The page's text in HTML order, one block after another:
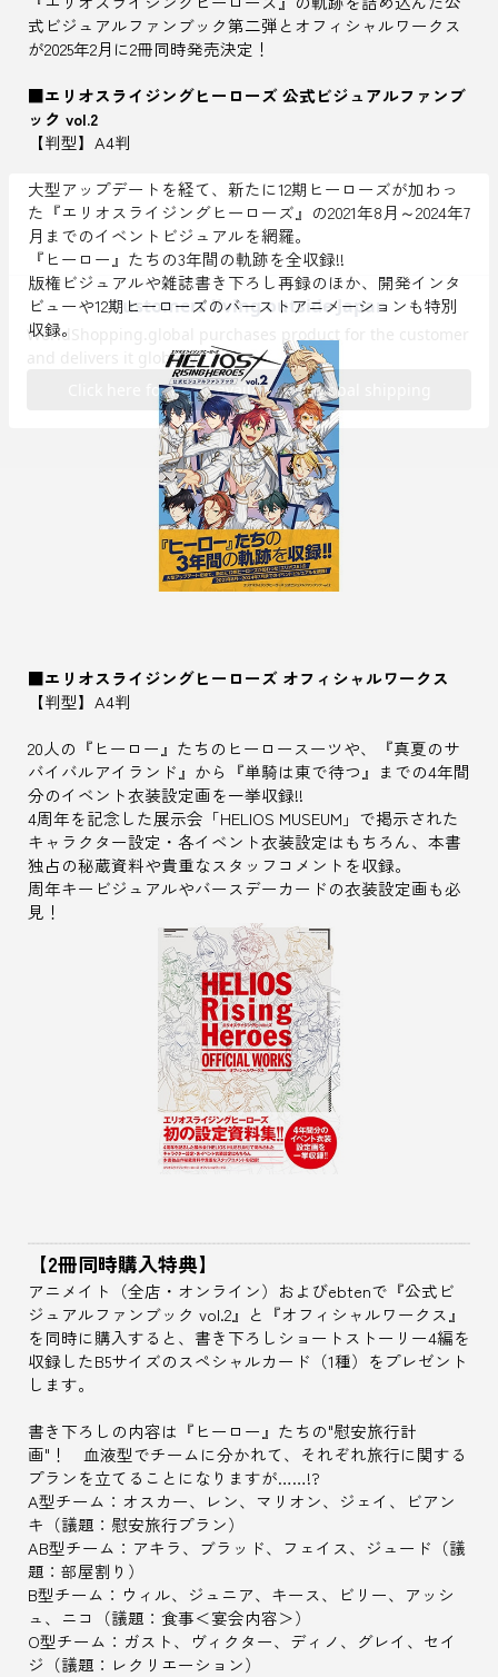
式ビジュアルファンブック第二弾とオフィシャルワークス
が2025年2月に2冊同時発売決定！
■エリオスライジングヒーローズ 公式ビジュアルファンブ
ック vol.2
【判型】A4判
大型アップデートを経て、新たに12期ヒーローズが加わっ
た『エリオスライジングヒーローズ』の2021年8月～2024年7
月までのイベントビジュアルを網羅。
『ヒーロー』たちの3年間の軌跡を全収録!!
版権ビジュアルや雑誌書き下ろし再録のほか、開発インタ
ビューや12期ヒーローズのバーストアニメーションも特別
収録。
■エリオスライジングヒーローズ オフィシャルワークス
【判型】A4判
20人の『ヒーロー』たちのヒーロースーツや、『真夏のサ
バイバルアイランド』から『単騎は東で待つ』までの4年間
分のイベント衣装設定画を一挙収録!!
4周年を記念した展示会「HELIOS MUSEUM」で掲示された
キャラクター設定・各イベント衣装設定はもちろん、本書
独占の秘蔵資料や貴重なスタッフコメントを収録。
周年キービジュアルやバースデーカードの衣装設定画も必
見！
【2冊同時購入特典】
アニメイト（全店・オンライン）およびebtenで『公式ビ
ジュアルファンブック vol.2』と『オフィシャルワークス』
を同時に購入すると、書き下ろしショートストーリー4編を
収録したB5サイズのスペシャルカード（1種）をプレゼント
します。
書き下ろしの内容は『ヒーロー』たちの"慰安旅行計
画"！ 血液型でチームに分かれて、それぞれ旅行に関する
プランを立てることになりますが……!?
A型チーム：オスカー、レン、マリオン、ジェイ、ビアン
キ（議題：慰安旅行プラン）
AB型チーム：アキラ、ブラッド、フェイス、ジュード（議
題：部屋割り）
B型チーム：ウィル、ジュニア、キース、ビリー、アッシ
ュ、ニコ（議題：食事＜宴会内容＞）
O型チーム：ガスト、ヴィクター、ディノ、グレイ、セイ
ジ（議題：レクリエーション）